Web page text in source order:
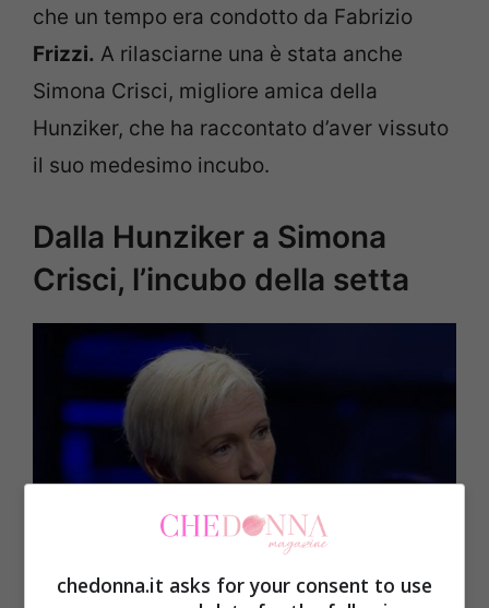
che un tempo era condotto da Fabrizio
Frizzi. A rilasciarne una è stata anche
Simona Crisci, migliore amica della
Hunziker, che ha raccontato d’aver vissuto
il suo medesimo incubo.
Dalla Hunziker a Simona
Crisci, l’incubo della setta
chedonna.it asks for your consent to use